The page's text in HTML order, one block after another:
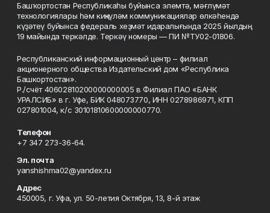
Башҡортостан Республикаһы буйынса элемтә, мәғлүмәт
технологиялары һәм киңкүләм коммуникациялар өлкәһендә
күҙәтеү буйынса федераль хеҙмәт идаралығында 2025 йылдың
19 майында теркәлде. Теркәү номеры — ПИ №ТУ02-01806.
Республиканский информационный центр – филиал
акционерного общества Издательский дом «Республика
Башкортостан».
Р./счёт 40602810200000000005 в Филиал ПАО «БАНК
УРАЛСИБ» в г. Уфе, БИК 048073770, ИНН 0278986971, КПП
027801004, к/с 30101810600000000770.
Телефон
+7 347 273-36-64.
Эл. почта
yanshishma02@yandex.ru
Адрес
450005, г. Уфа, ул. 50-летия Октября, 13, 8-й этаж